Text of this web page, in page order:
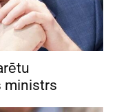
ministrs